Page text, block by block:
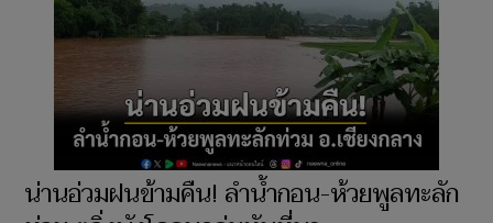
น่านอ่วมฝนข้ามคืน! ลำน้ำกอน-ห้วยพูลทะลัก